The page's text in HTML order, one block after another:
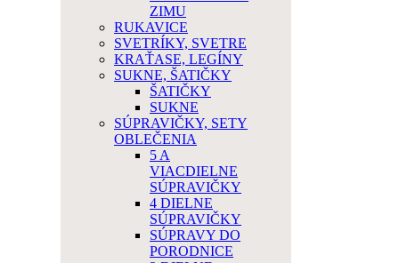
ZIMU
RUKAVICE
SVETRÍKY, SVETRE
KRAŤASE, LEGÍNY
SUKNE, ŠATIČKY
ŠATIČKY
SUKNE
SÚPRAVIČKY, SETY
OBLEČENIA
5 A
VIACDIELNE
SÚPRAVIČKY
4 DIELNE
SÚPRAVIČKY
SÚPRAVY DO
PORODNICE